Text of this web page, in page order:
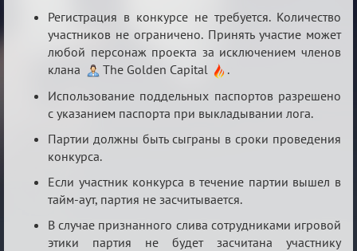
Регистрация в конкурсе не требуется. Количество
участников не ограничено. Принять участие может
любой персонаж проекта за исключением членов
клана
The Golden Capital
.
Использование поддельных паспортов разрешено
с указанием паспорта при выкладывании лога.
Партии должны быть сыграны в сроки проведения
конкурса.
Если участник конкурса в течение партии вышел в
тайм-аут, партия не засчитывается.
В случае признанного слива сотрудниками игровой
этики партия не будет засчитана участнику